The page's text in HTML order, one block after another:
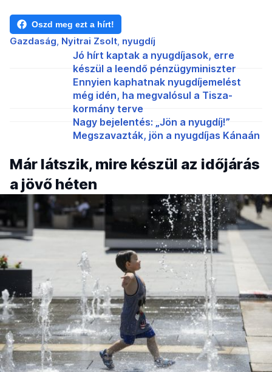
Oszd meg ezt a hírt!
Gazdaság Nyitrai Zsolt nyugdíj
Jó hírt kaptak a nyugdíjasok, erre
készül a leendő pénzügyminiszter
Ennyien kaphatnak nyugdíjemelést
még idén, ha megvalósul a Tisza-
kormány terve
Nagy bejelentés: „Jön a nyugdíj!”
Megszavazták, jön a nyugdíjas Kánaán
Már látszik, mire készül az időjárás
a jövő héten